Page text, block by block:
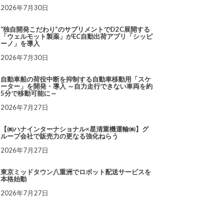
2026年7月30日
“独自開発こだわり”のサプリメントでD2C展開する
「ウェルモット製薬」がEC自動出荷アプリ「シッピ
ーノ」を導入
2026年7月30日
自動車船の荷役中断を抑制する自動車移動用「スケ
ーター」を開発・導入 ～自力走行できない車両を約
5分で移動可能に～
2026年7月27日
【㈱ハナインターナショナル×星清重機運輸㈱】グ
ループ会社で販売力の更なる強化ねらう
2026年7月27日
東京ミッドタウン八重洲でロボット配送サービスを
本格始動
2026年7月27日